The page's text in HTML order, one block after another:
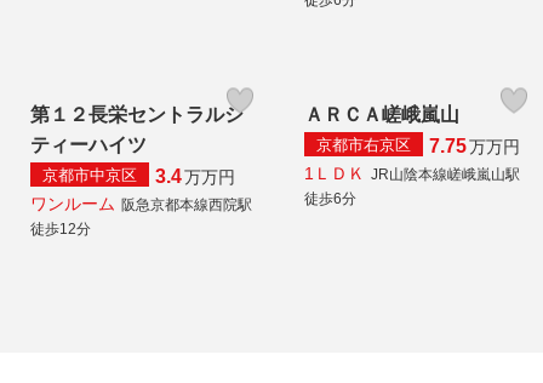
第１２長栄セントラルシ
ティーハイツ
京都市中京区 3.4万万円
ワンルーム 阪急京都本線西院駅
徒歩12分
ＡＲＣＡ嵯峨嵐山
京都市右京区 7.75万万円
1ＬＤＫ JR山陰本線嵯峨嵐山駅
徒歩6分